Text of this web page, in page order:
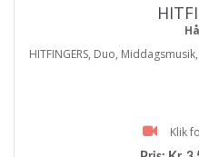
HITFINGERS, Duo,
Klik